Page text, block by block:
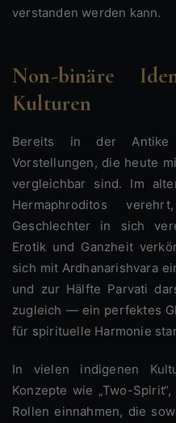
verstanden werden kann.
Non-binäre
Kulturen
Bereits in der Antike existierten Begriffe und
Vorstellungen, die heute
vergleichbar sind. Im
Hermaphroditos
Geschlechter in sich
Erotik und Ganzheit
sich mit Ardhanarishvara
und zur Hälfte Parvati
zugleich — ein perfektes
für spirituelle Harmonie
In vielen indigenen Kulturen Nordamerikas gab es
Konzepte wie „Two-
Rollen einnahmen, die